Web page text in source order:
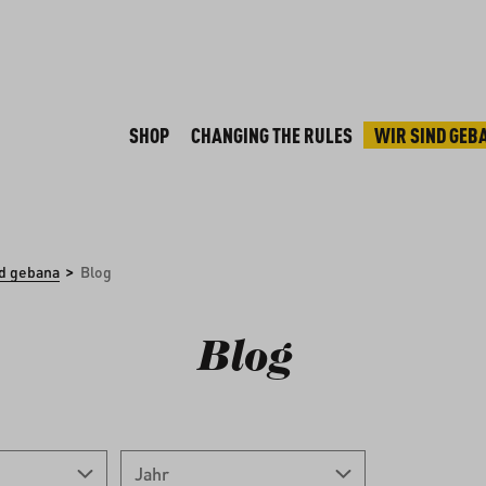
SHOP CHANGING THE RULES WIR SIND
gebana > Blog
Blog
Jahr